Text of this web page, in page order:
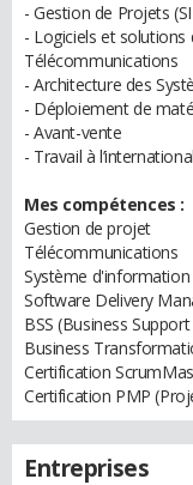
- Gestion de Projets
- Logiciels et
Télécommunications
- Architecture des
- Déploiement de
- Avant-vente
- Travail à
Mes compétences :
Gestion de projet
Télécommunications
Système d'information
Software Delivery
BSS (Business
Business
Certification
Certification PMP
Entreprises